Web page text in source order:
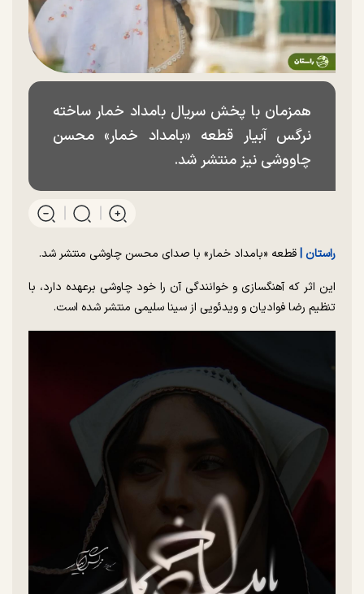
همزمان با پخش سریال بامداد خمار ساخته
نرگس آبیار قطعه «بامداد خمار» محسن
چاووشی نیز منتشر شد.
راستان |قطعه «بامداد خمار» با صدای محسن چاوشی منتشر شد.
این اثر که آهنگسازی و خوانندگی آن را خود چاوشی برعهده دارد، با
تنظیم رضا فوادیان و ویدئویی از سینا سلیمی منتشر شده است.